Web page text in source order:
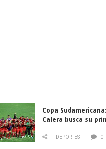
Copa
Calera busca su
DEPORTES 0